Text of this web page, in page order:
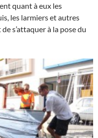
quant à eux les
les larmiers et autres
s’attaquer à la pose du